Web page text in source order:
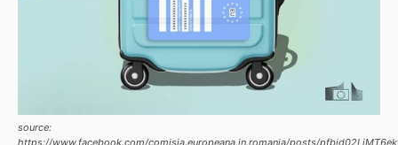
source:
https://www.facebook.com/comisia.europeana.in.romania/posts/